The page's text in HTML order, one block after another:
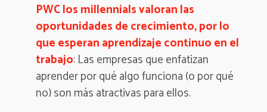
PWC los millennials valoran las
oportunidades de crecimiento, por lo
que esperan aprendizaje continuo en el
trabajo: Las empresas que enfatizan
aprender por qué algo funciona (o por qué
no) son más atractivas para ellos.